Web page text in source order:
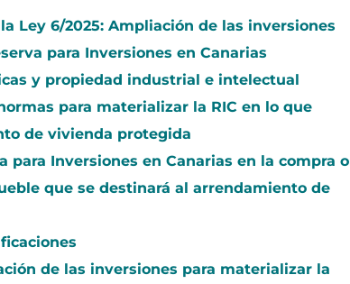
Ley 6/2025: Ampliación de las inversiones
para Inversiones en Canarias
y propiedad industrial e intelectual
para materializar la RIC en lo que
de vivienda protegida
para Inversiones en Canarias en la compra o
que se destinará al arrendamiento de
de las inversiones para materializar la